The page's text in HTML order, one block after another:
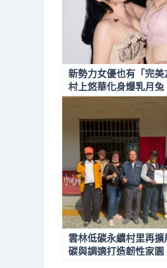
新勢力女優也有「完
村上悠華化身爆乳月兔
雲林低碳永續村里再
碳與調適打造韌性家園